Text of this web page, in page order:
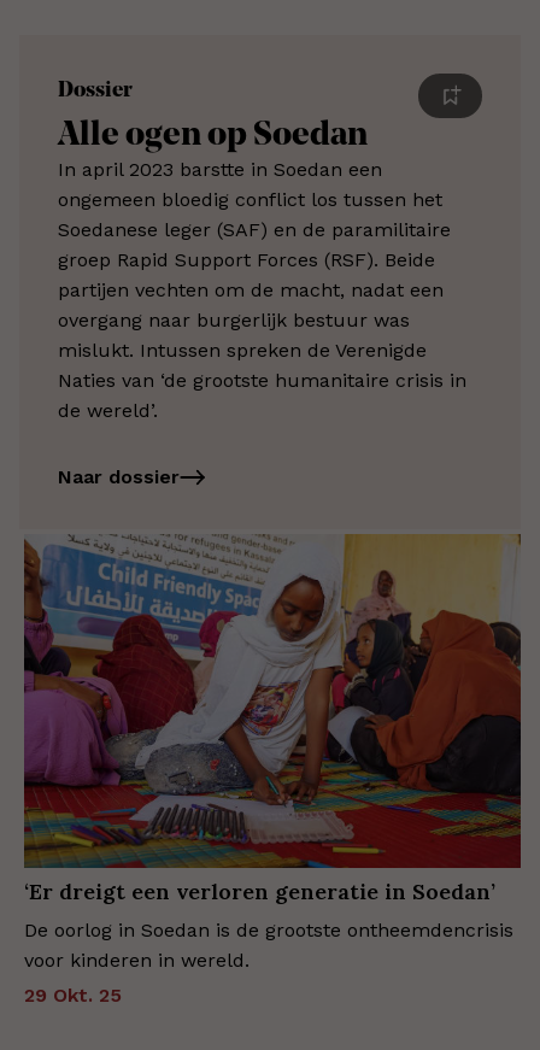
Dossier
Alle ogen op Soedan
In april 2023 barstte in Soedan een
ongemeen bloedig conflict los tussen het
Soedanese leger (SAF) en de paramilitaire
groep Rapid Support Forces (RSF). Beide
partijen vechten om de macht, nadat een
overgang naar burgerlijk bestuur was
mislukt. Intussen spreken de Verenigde
Naties van ‘de grootste humanitaire crisis in
de wereld’.
Naar dossier
‘Er dreigt een verloren generatie in Soedan’
De oorlog in Soedan is de grootste ontheemdencrisis
voor kinderen in wereld.
29 Okt. 25